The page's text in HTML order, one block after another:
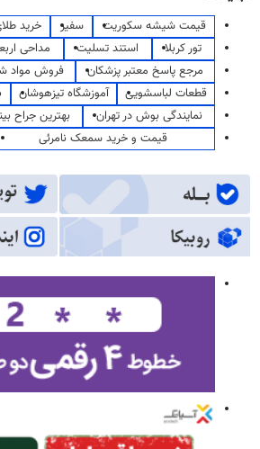
قیمت شیشه سکوریت سفیر خرید
تور کربلا
استند تسلیت مداحی
مرجع پاسخ معتبر پزشکان
فروش مواد
قطعات لباسشویی
آموزشگاه تیزهوشان
نمایندگی بوش در تهران
بهترین جراح
قیمت و خرید سمعک نامرئی